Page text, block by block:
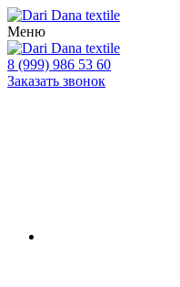
Меню
8 (999) 986 53 60
Заказать звонок